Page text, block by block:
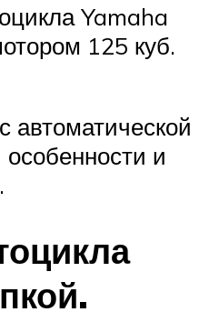
Yamaha
125 куб.
автоматической
особенности и